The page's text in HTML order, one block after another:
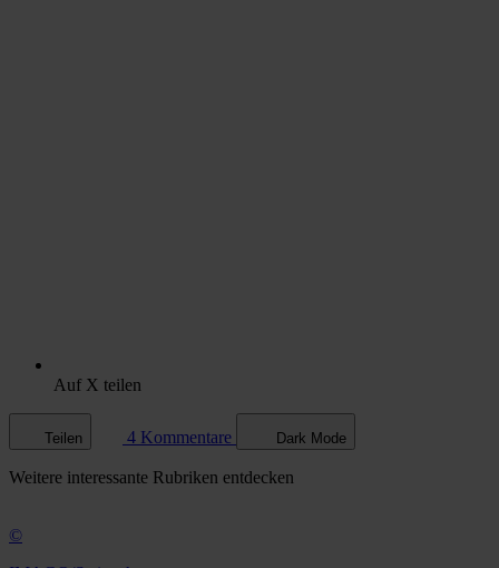
Auf X teilen
Teilen 4 Kommentare Dark Mode
Weitere interessante Rubriken entdecken
©